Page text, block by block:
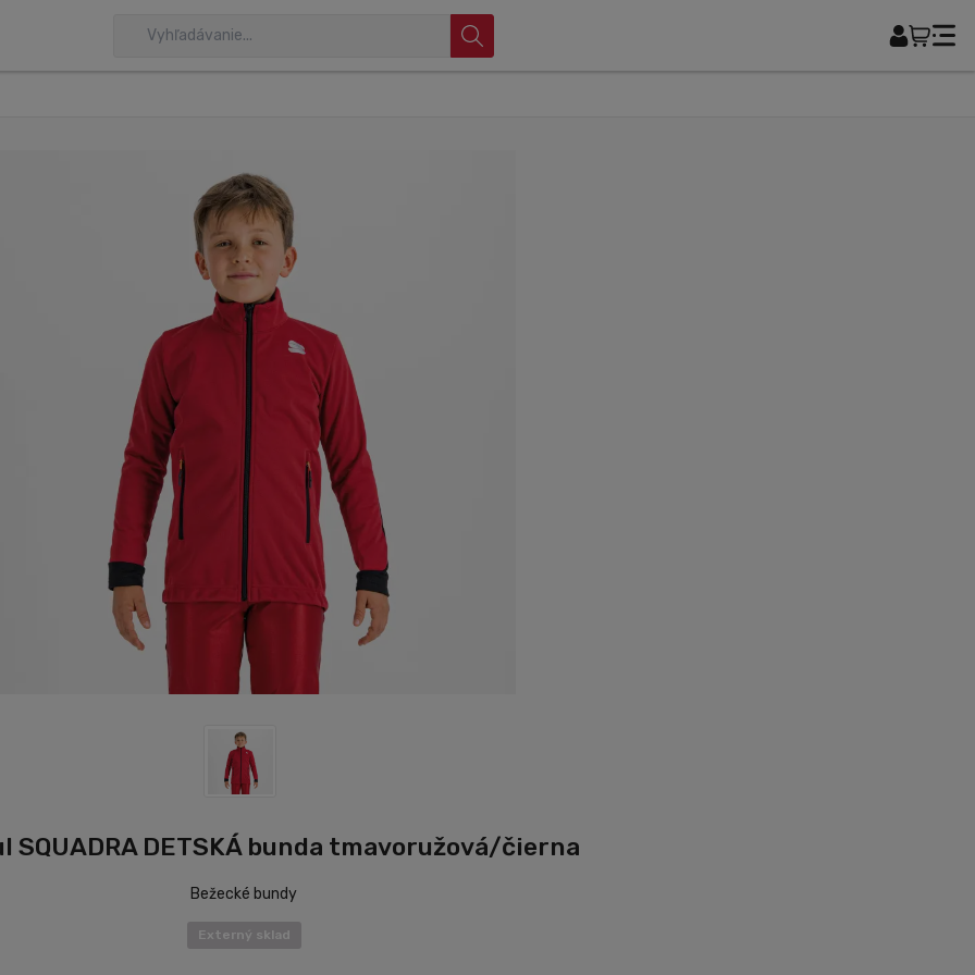
SQUADRA DETSKÁ bunda tmavoružová/čierna
Bežecké bundy
Externý sklad